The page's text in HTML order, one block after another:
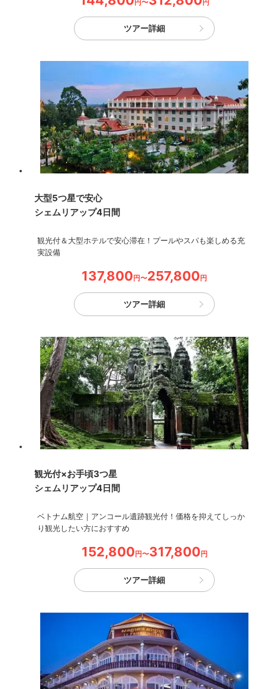
円〜 円
ツアー詳細
大型5つ星で安心
シェムリアップ4日間
観光付＆大型ホテルで安心滞在！プールやスパも楽しめる充
実設備
137,800円〜257,800円
ツアー詳細
観光付×お手頃3つ星
シェムリアップ4日間
ベトナム航空｜アンコール遺跡観光付！価格を抑えてしっか
り観光したい方におすすめ
152,800円〜317,800円
ツアー詳細